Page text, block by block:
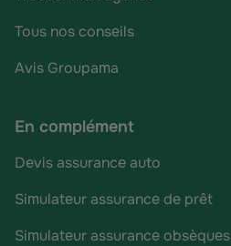
Tous nos conseils
Avis Groupama
En complément
Devis assurance auto
Simulateur assurance de prêt
Simulateur assurance obsèques